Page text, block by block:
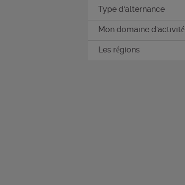
Type d'alternance
Mon domaine d'activité
Les régions